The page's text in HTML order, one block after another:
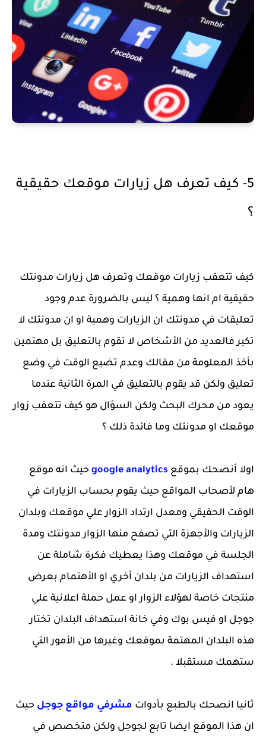
5- كيف تعرف هل زيارات موقعك حقيقية
؟
كيف تتعقب زيارات موقعك وتعرف هل زيارات مدونتك
حقيقية ام انها وهمية ؟ ليس بالضرورة عدم وجود
تعليقات في مدونتك ان الزيارات وهمية او ان مدونتك لا
تكبر فالعديد من الأشخاص لا تقوم بالتعليق بل مهتمين
بأخذ المعلومة من مقالك وعدم تضيع الوقت في وضع
تعليق ولكن قد يقوم بالتعليق في المرة الثانية عندما
يعود من محرك البحث ولكن السؤال هو كيف تتعقب زوار
موقعك او مدونتك وما فائدة ذلك ؟
اولا أنصحك بموقع google analytics حيث انه موقع
هام لأصحاب المواقع حيث يقوم بحساب الزيارات في
الوقت الحقيقي ومعدل ارتداد الزوار علي موقعك وبلدان
الزيارات والأجهزة التي تصفح منها الزوار مدونتك ومدة
الجلسة في موقعك وهذا يعطيك فكرة شاملة عن
استهداف الزيارات من بلدان أخري او الأهتمام بعرض
منتجات خاصة لهؤلاء الزوار او عمل حملة اعلانية علي
جوجل او فيس بوك وفي خانة استهداف البلدان تختار
هذه البلدان المهتمة بموقعك وغيرها من الأمور التي
ستهمك مستقبلا .
ثانيا انصحك بالطبع بأدوات مشرفي مواقع جوجل حيث
ان هذا الموقع ايضا تابع لجوجل ولكن متخصص في